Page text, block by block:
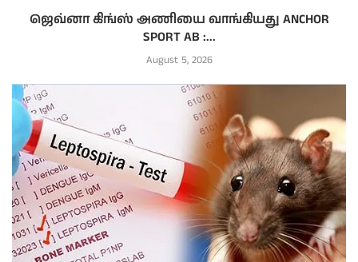
ஜெவ்னா கிங்ஸ் அணியை வாங்கியது ANCHOR
SPORT AB :...
August 5, 2026